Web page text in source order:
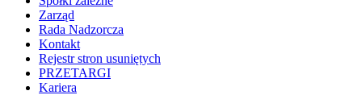
Zarząd
Rada Nadzorcza
Kontakt
Rejestr stron usuniętych
PRZETARGI
Kariera